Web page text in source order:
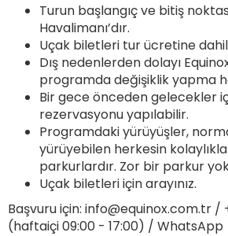
Turun başlangıç ve bitiş
Havalimanı’dır.
Uçak biletleri tur ücretine
Dış nedenlerden dolayı
programda değişiklik yapma
Bir gece önceden gelecekler
rezervasyonu yapılabilir.
Programdaki yürüyüşler,
yürüyebilen herkesin
parkurlardır. Zor bir parkur
Uçak biletleri için arayınız.
Başvuru için: info@equinox.com.tr /
(haftaiçi 09:00 - 17:00) / WhatsApp